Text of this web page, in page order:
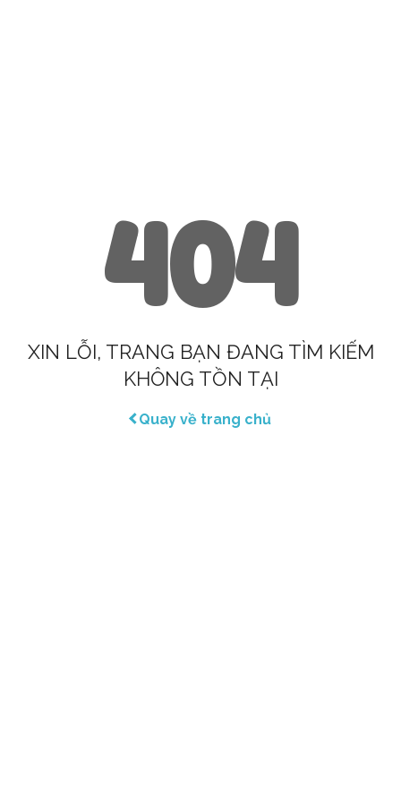
404
XIN LỖI, TRANG BẠN ĐANG TÌM KIẾM
KHÔNG TỒN TẠI
Quay về trang chủ